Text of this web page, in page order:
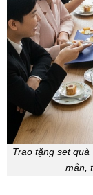
Trao tặng set
mắn,